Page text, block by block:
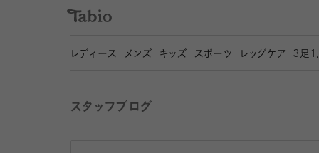
レディース メンズ キッズ スポーツ レッグケア 3 足
スタッフブログ